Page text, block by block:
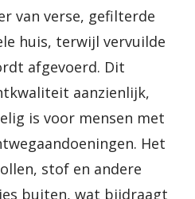
van verse, gefilterde
huis, terwijl vervuilde
afgevoerd. Dit
aanzienlijk,
is voor mensen met
Het
stof en andere
buiten, wat bijdraagt